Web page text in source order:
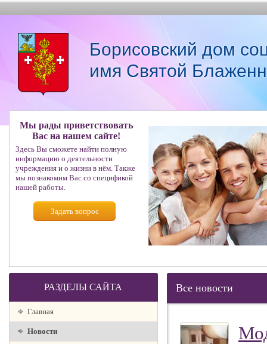
Борисовский дом
имя Святой
Мы рады приветствовать
Вас на нашем сайте!
Здесь Вы сможете найти полную
информацию о деятельности
учреждения и о жизни в нём. Также
мы познакомим Вас со спецификой
нашей работы.
Задать вопрос
РАЗДЕЛЫ САЙТА
Главная
Новости
Все новости